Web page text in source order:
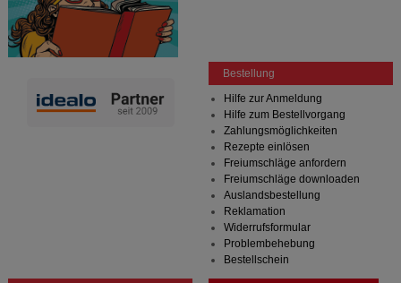
Bestellung
Hilfe zur Anmeldung
Hilfe zum Bestellvorgang
Zahlungsmöglichkeiten
Rezepte einlösen
Freiumschläge anfordern
Freiumschläge downloaden
Auslandsbestellung
Reklamation
Widerrufsformular
Problembehebung
Bestellschein